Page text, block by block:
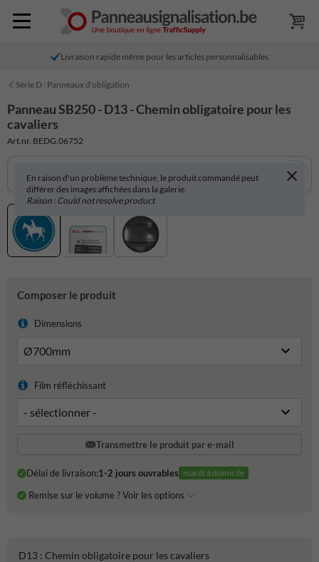
Livraison rapide même pour les articles personnalisables
Série D : Panneaux d'obligation
Panneau SB250 - D13 - Chemin obligatoire pour les
cavaliers
Art.nr. BEDG.06752
En raison d'un problème technique, le produit commandé peut
différer des images affichées dans la galerie.
Raison : Could not resolve product
Composer le produit
Dimensions
Film réfléchissant
Transmettre le produit par e-mail
Délai de livraison:1-2 jours ouvrables mardi à domicile
Remise sur le volume ? Voir les options
D13 : Chemin obligatoire pour les cavaliers